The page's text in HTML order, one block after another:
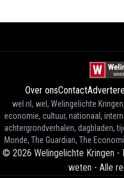
Over onsContact
wel.nl, wel, Welingelichte
economie, cultuur, nationaal,
achtergrondverhalen, dagbladen,
Monde, The Guardian, The
© 2026 Welingelichte Kringen -
weten - Alle